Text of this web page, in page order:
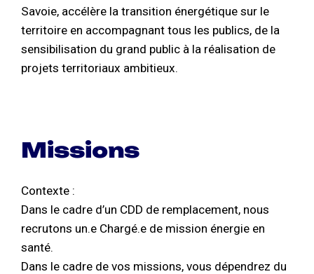
Savoie, accélère la transition énergétique sur le
territoire en accompagnant tous les publics, de la
sensibilisation du grand public à la réalisation de
projets territoriaux ambitieux.
Missions
Contexte :
Dans le cadre d’un CDD de remplacement, nous
recrutons un.e Chargé.e de mission énergie en
santé.
Dans le cadre de vos missions, vous dépendrez du